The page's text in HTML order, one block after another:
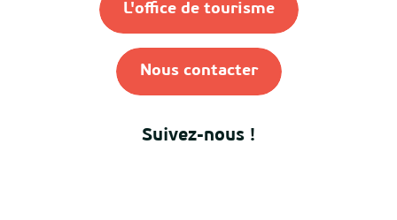
L'office de tourisme
Nous contacter
Suivez-nous !